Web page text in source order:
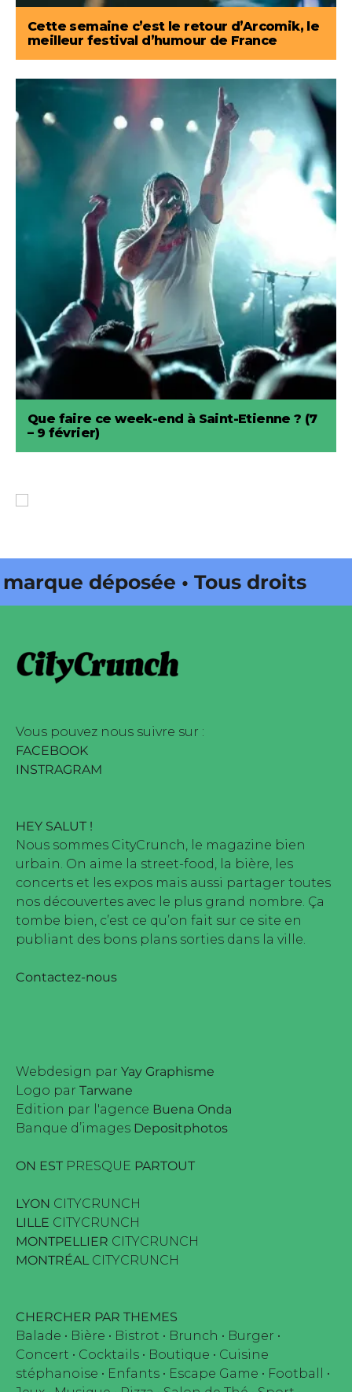
Cette semaine c’est le retour d’Arcomik, le
meilleur festival d’humour de France
Que faire ce week-end à Saint-Etienne ? (7
– 9 février)
déposée • Tous droits
déposée • Tous droits
par Buena Onda Web •
Vous pouvez nous suivre sur :
FACEBOOK
INSTRAGRAM
HEY SALUT !
Nous sommes CityCrunch, le magazine bien
urbain. On aime la street-food, la bière, les
concerts et les expos mais aussi partager toutes
nos découvertes avec le plus grand nombre. Ça
tombe bien, c’est ce qu’on fait sur ce site en
publiant des bons plans sorties dans la ville.
Contactez-nous
Webdesign par Yay Graphisme
Logo par Tarwane
Edition par l'agence Buena Onda
Banque d’images Depositphotos
ON EST PRESQUE PARTOUT
LYON CITYCRUNCH
LILLE CITYCRUNCH
MONTPELLIER CITYCRUNCH
MONTRÉALCITYCRUNCH
CHERCHER PAR THEMES
Balade • Bière • Bistrot • Brunch • Burger •
Concert • Cocktails • Boutique • Cuisine
stéphanoise • Enfants • Escape Game • Football
•